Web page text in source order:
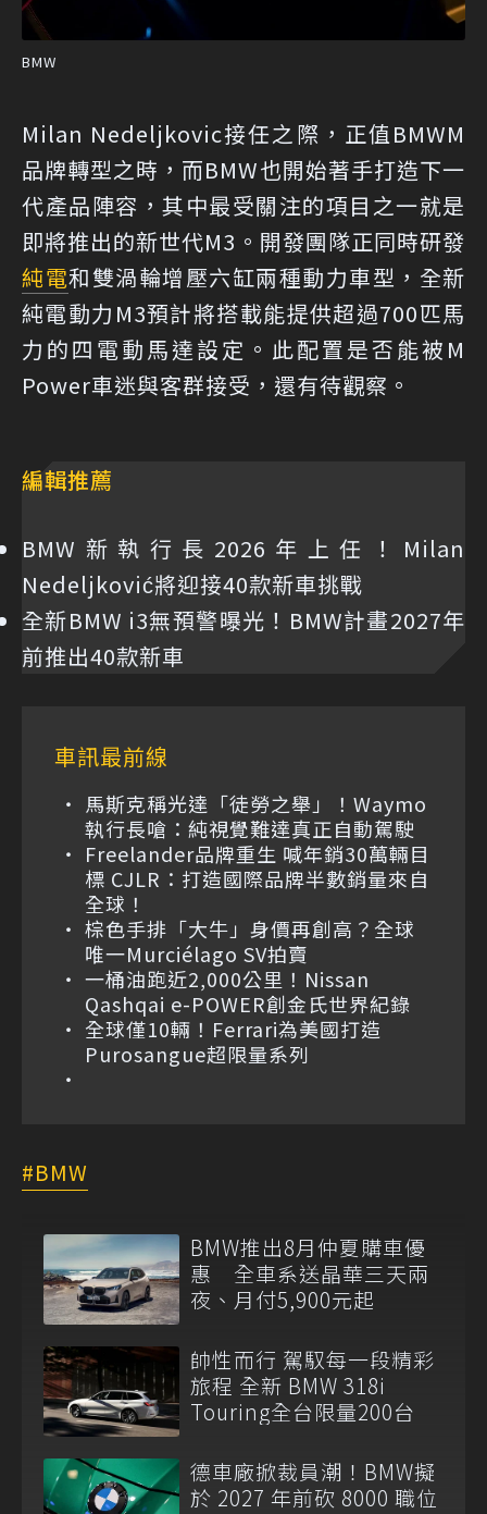
BMW
Milan Nedeljkovic接任之際，正值BMWM
品牌轉型之時，而BMW也開始著手打造下一
代產品陣容，其中最受關注的項目之一就是
即將推出的新世代M3。開發團隊正同時研發
純電和雙渦輪增壓六缸兩種動力車型，全新
純電動力M3預計將搭載能提供超過700匹馬
力的四電動馬達設定。此配置是否能被M
Power車迷與客群接受，還有待觀察。
編輯推薦
BMW新執行長2026年上任！Milan
Nedeljković將迎接40款新車挑戰
全新BMW i3無預警曝光！BMW計畫2027年
前推出40款新車
車訊最前線
馬斯克稱光達「徒勞之舉」！Waymo
執行長嗆：純視覺難達真正自動駕駛
Freelander品牌重生 喊年銷30萬輛目
標 CJLR：打造國際品牌半數銷量來自
全球！
棕色手排「大牛」身價再創高？全球
唯一Murciélago SV拍賣
一桶油跑近2,000公里！Nissan
Qashqai e-POWER創金氏世界紀錄
全球僅10輛！Ferrari為美國打造
Purosangue超限量系列
BMW
BMW推出8月仲夏購車優
惠 全車系送晶華三天兩
夜、月付5,900元起
帥性而行 駕馭每一段精彩
旅程 全新 BMW 318i
Touring全台限量200台
德車廠掀裁員潮！BMW擬
於 2027 年前砍 8000 職位